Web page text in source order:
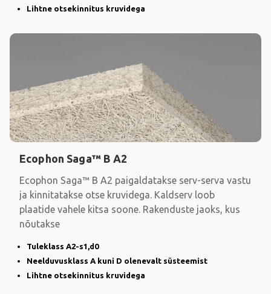
Lihtne otsekinnitus kruvidega
Ecophon Saga™ B A2
Ecophon Saga™ B A2 paigaldatakse serv-serva vastu
ja kinnitatakse otse kruvidega. Kaldserv loob
plaatide vahele kitsa soone. Rakenduste jaoks, kus
nõutakse
Tuleklass A2-s1,d0
Neelduvusklass A kuni D olenevalt süsteemist
Lihtne otsekinnitus kruvidega